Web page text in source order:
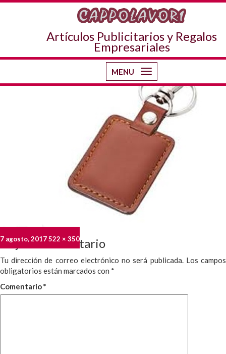
Artículos Publicitarios y Regalos
Empresariales
MENU
Toggle
navigation
Imagen anterior
CUEROYM
Publicado
el
7 agosto, 2017 Tamaño
completo
522 × 350
Deja un comentario
Tu dirección de correo electrónico no será publicada. Los campos
obligatorios están marcados con *
Comentario*